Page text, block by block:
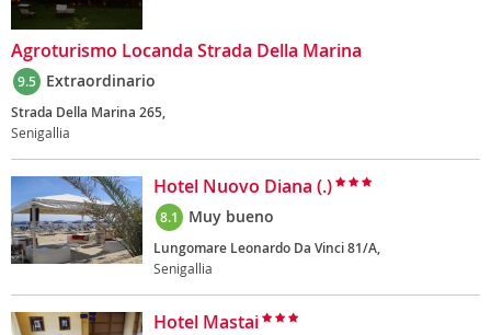
Agroturismo Locanda Strada Della Marina
9.5 Extraordinario
Strada Della Marina 265,
Senigallia
Hotel Nuovo Diana (.)
8.1 Muy bueno
Lungomare Leonardo Da Vinci 81/A,
Senigallia
Hotel Mastai